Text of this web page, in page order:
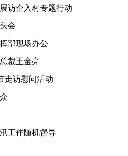
访企入村专题行动
会
部现场办公
裁王金亮
走访慰问活动
工作随机督导